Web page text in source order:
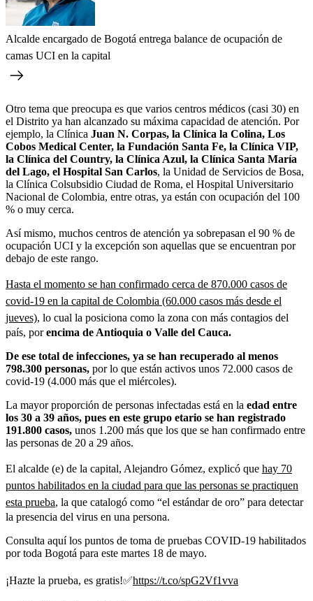
Alcalde encargado de Bogotá entrega balance de ocupación de
camas UCI en la capital
Otro tema que preocupa es que varios centros médicos (casi 30) en
el Distrito ya han alcanzado su máxima capacidad de atención. Por
ejemplo, la Clínica Juan N. Corpas, la Clínica la Colina, Los
Cobos Medical Center, la Fundación Santa Fe, la Clínica VIP,
la Clínica del Country, la Clínica Azul, la Clínica Santa María
del Lago, el Hospital San Carlos, la Unidad de Servicios de Bosa,
la Clínica Colsubsidio Ciudad de Roma, el Hospital Universitario
Nacional de Colombia, entre otras, ya están con ocupación del 100
% o muy cerca.
Así mismo, muchos centros de atención ya sobrepasan el 90 % de
ocupación UCI y la excepción son aquellas que se encuentran por
debajo de este rango.
Hasta el momento se han confirmado cerca de 870.000 casos de
covid-19 en la capital de Colombia (60.000 casos más desde el
jueves), lo cual la posiciona como la zona con más contagios del
país, porencima de Antioquia o Valle del Cauca.
De ese total de infecciones, ya se han recuperado al menos
798.300 personas, por lo que están activos unos 72.000 casos de
covid-19 (4.000 más que el miércoles).
La mayor proporción de personas infectadas está en la edad entre
los 30 a 39 años, pues en este grupo etario se han registrado
191.800 casos, unos 1.200 más que los que se han confirmado entre
las personas de 20 a 29 años.
El alcalde (e) de la capital, Alejandro Gómez, explicó que hay 70
puntos habilitados en la ciudad para que las personas se practiquen
esta prueba, la que catalogó como “el estándar de oro” para detectar
la presencia del virus en una persona.
Consulta aquí los puntos de toma de pruebas COVID-19 habilitados
por toda Bogotá para este martes 18 de mayo.
¡Hazte la prueba, es gratis!✅https://t.co/spG2Vf1vva